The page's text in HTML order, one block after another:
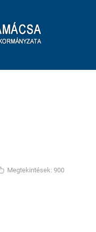
Megtekintések: 900